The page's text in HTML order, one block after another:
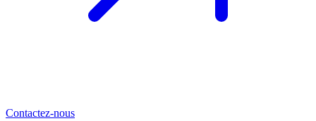
Contactez-nous